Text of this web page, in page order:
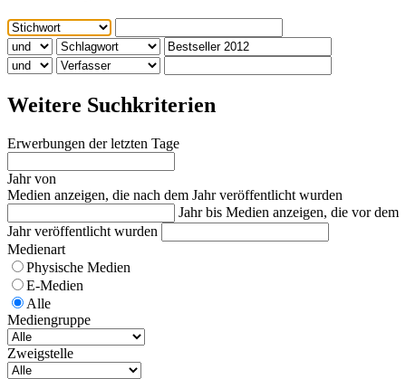
Weitere Suchkriterien
Erwerbungen der letzten Tage
Jahr von
Medien anzeigen, die nach dem Jahr veröffentlicht wurden
Jahr bis Medien anzeigen, die vor dem
Jahr veröffentlicht wurden
Medienart
Physische Medien
E-Medien
Alle
Mediengruppe
Zweigstelle